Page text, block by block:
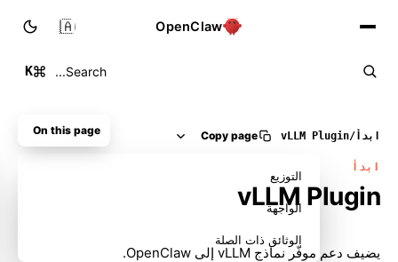
OpenClaw
Search...
K
🇸🇦
ابدأ /
Plugin ‏vLLM
Copy page
ابدأ
Plugin ‏vLLM
يضيف دعم موفّر نماذج vLLM إلى OpenClaw.
On this page
التوزيع
الواجهة
الوثائق ذات الصلة